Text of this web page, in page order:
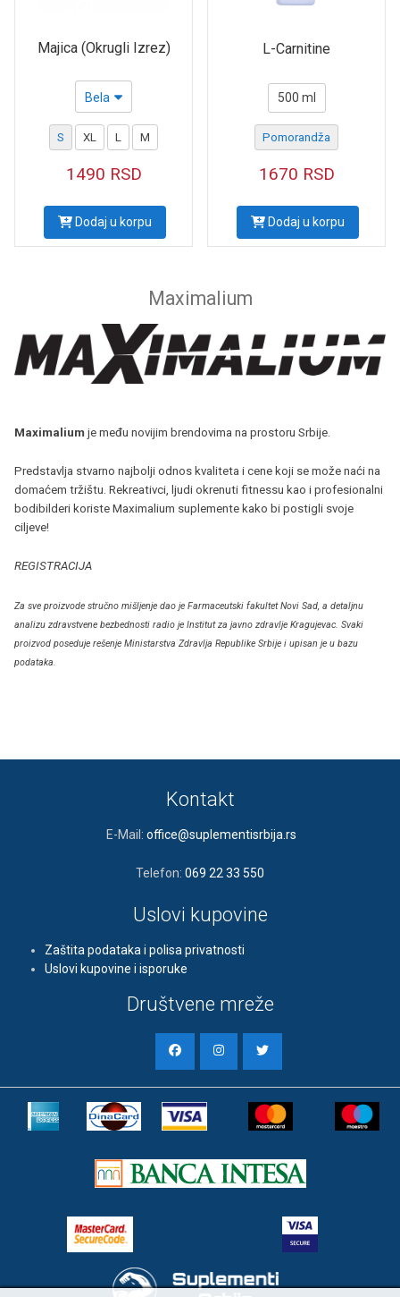
Majica (Okrugli Izrez)
Bela
S XL L M
1490 RSD
Dodaj u korpu
L-Carnitine
500 ml
Pomorandža
1670 RSD
Dodaj u korpu
Maximalium
Maximalium je među novijim brendovima na prostoru Srbije.
Predstavlja stvarno najbolji odnos kvaliteta i cene koji se može naći na
domaćem tržištu. Rekreativci, ljudi okrenuti fitnessu kao i profesionalni
bodibilderi koriste Maximalium suplemente kako bi postigli svoje
ciljeve!
REGISTRACIJA
Za sve proizvode stručno mišljenje dao je Farmaceutski fakultet Novi Sad, a detaljnu
analizu zdravstvene bezbednosti radio je Institut za javno zdravlje Kragujevac. Svaki
proizvod poseduje rešenje Ministarstva Zdravlja Republike Srbije i upisan je u bazu
podataka.
Kontakt
E-Mail: office@suplementisrbija.rs
Telefon: 069 22 33 550
Uslovi kupovine
Zaštita podataka i polisa privatnosti
Uslovi kupovine i isporuke
Društvene mreže